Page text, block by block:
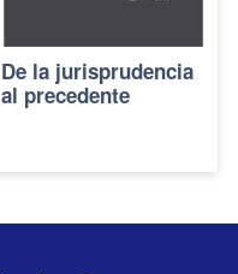
De la jurisprudencia
al precedente